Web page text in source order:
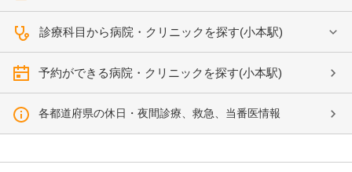
診療科目から病院・クリニックを探す(小本駅)
予約ができる病院・クリニックを探す(小本駅)
各都道府県の休日・夜間診療、救急、当番医情報